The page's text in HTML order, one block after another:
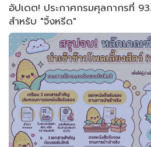
อัปเดต! ประกาศกรมศุลกากรที่
สำหรับ "จิ้งหรีด"